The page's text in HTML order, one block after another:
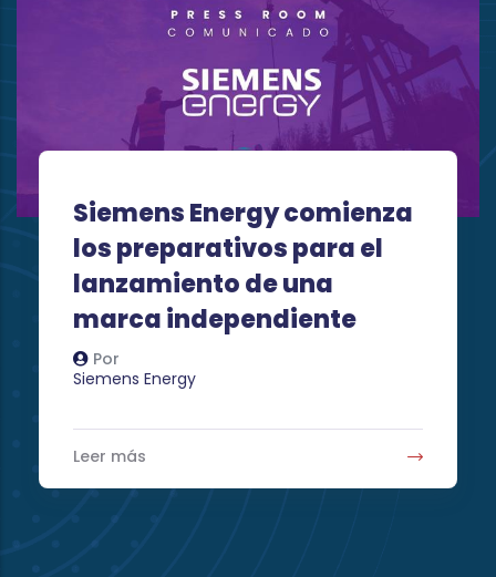
comienza
para el
largo plazo
Por
Autor
Eaton